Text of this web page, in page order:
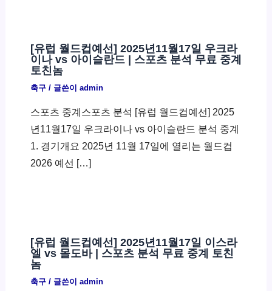
[유럽 월드컵예선] 2025년11월17일 우크라
이나 vs 아이슬란드 | 스포츠 분석 무료 중계
토친놈
축구/ 글쓴이 admin
스포츠 중계스포츠 분석 [유럽 월드컵예선] 2025
년11월17일 우크라이나 vs 아이슬란드 분석 중계
1. 경기개요 2025년 11월 17일에 열리는 월드컵
2026 예선 […]
[유럽 월드컵예선] 2025년11월17일 이스라
엘 vs 몰도바 | 스포츠 분석 무료 중계 토친
놈
축구/ 글쓴이 admin